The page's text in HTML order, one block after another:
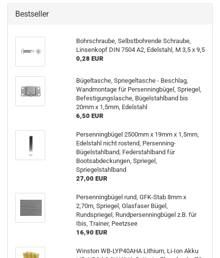
Bestseller
Bohrschraube, Selbstbohrende Schraube,
Linsenkopf DIN 7504 A2, Edelstahl, M 3,5 x 9,5
0,28 EUR
Bügeltasche, Spriegeltasche - Beschlag,
Wandmontage für Persenningbügel, Spriegel,
Befestigungslasche, Bügelstahlband bis
20mm x 1,5mm, Edelstahl
6,50 EUR
Persenningbügel 2500mm x 19mm x 1,5mm,
Edelstahl nicht rostend, Persenning-
Bügelstahlband, Federstahlband für
Bootsabdeckungen, Spriegel,
Spriegelstahlband
27,00 EUR
Persenningbügel rund, GFK-Stab 8mm x
2,70m, Spriegel, Glasfaser Bügel,
Rundspriegel, Rundpersenningbügel z.B. für
Ibis, Trainer, Peetzsee
16,90 EUR
Winston WB-LYP40AHA Lithium, Li-Ion Akku